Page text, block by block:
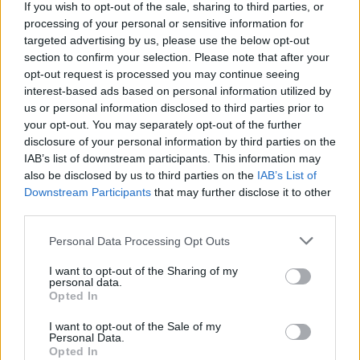
If you wish to opt-out of the sale, sharing to third parties, or
processing of your personal or sensitive information for
targeted advertising by us, please use the below opt-out
section to confirm your selection. Please note that after your
opt-out request is processed you may continue seeing
interest-based ads based on personal information utilized by
us or personal information disclosed to third parties prior to
your opt-out. You may separately opt-out of the further
disclosure of your personal information by third parties on the
IAB’s list of downstream participants. This information may
also be disclosed by us to third parties on the IAB’s List of
Downstream Participants that may further disclose it to other
Please note that this website/app uses one or more Google
not limited to your visit or usage behaviour. You may click to
grant or deny consent to Google and its third-party tags to
use your data for below specified purposes in below Google
consent section.
Personal Data Processing Opt Outs
I want to opt-out of the Sharing of my
personal data.
Opted In
I want to opt-out of the Sale of my
Personal Data.
Opted In